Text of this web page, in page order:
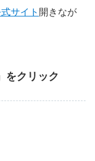
サイト 開きなが
をクリック